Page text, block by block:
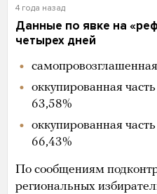
4 года назад
Данные по явке на
четырех дней
оккупированная
63,58%
оккупированная
66,43%
По сообщениям
региональных